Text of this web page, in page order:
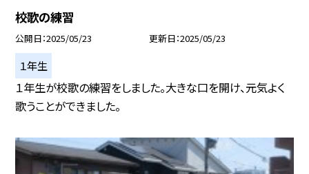
校歌の練習
公開日 2025/05/23 更新日 2025/05/23
１年生
１年生が校歌の練習をしました。大きな口を開け、元気よく
歌うことができました。